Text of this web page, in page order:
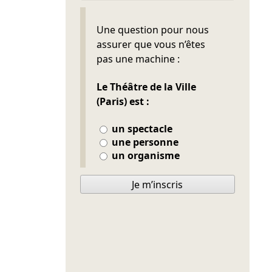
Une question pour nous
assurer que vous n’êtes
pas une machine :
Le Théâtre de la Ville
(Paris) est :
un spectacle
une personne
un organisme
Ne pas remplir
Je m’inscris